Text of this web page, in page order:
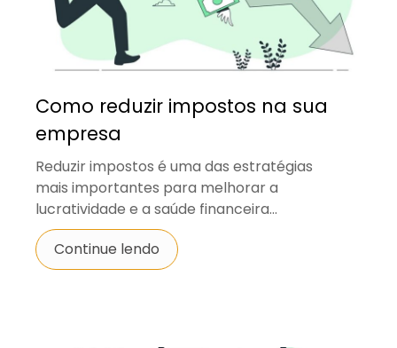
Como reduzir impostos na sua
empresa
Reduzir impostos é uma das estratégias
mais importantes para melhorar a
lucratividade e a saúde financeira...
Continue lendo